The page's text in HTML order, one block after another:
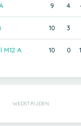
9 4
10 3
A 10 0
WEDSTRIJDEN